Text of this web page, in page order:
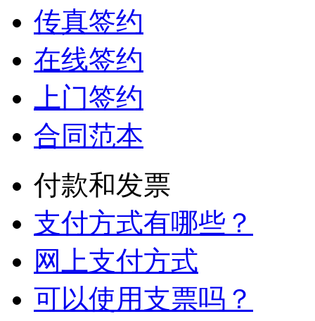
传真签约
在线签约
上门签约
合同范本
付款和发票
支付方式有哪些？
网上支付方式
可以使用支票吗？